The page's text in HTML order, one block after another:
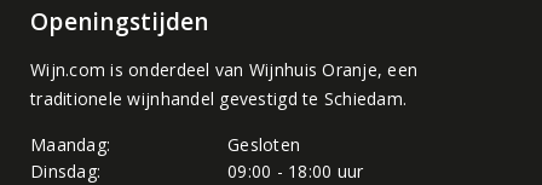
Openingstijden
Wijn.com is onderdeel van Wijnhuis Oranje, een
traditionele wijnhandel gevestigd te Schiedam.
Maandag:
Gesloten
Dinsdag:
09:00 - 18:00 uur